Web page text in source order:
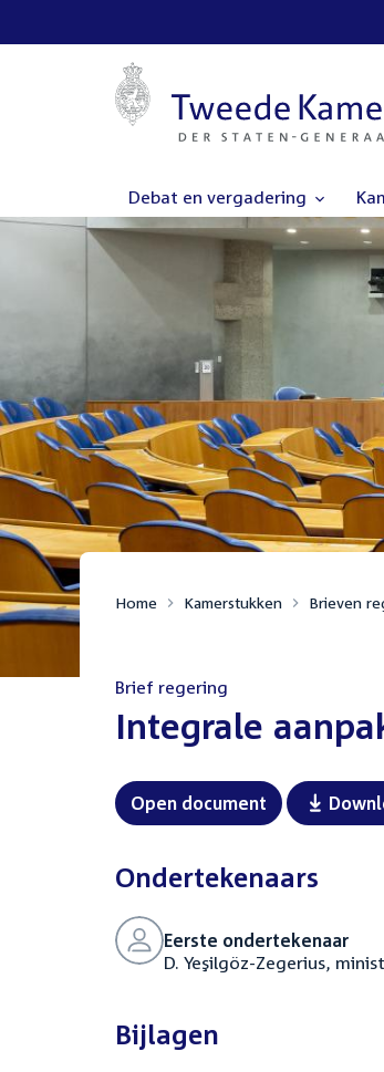
Debat en vergadering
Home Kamerstukken Brieven
Brief regering
:Integrale
Open document
Ondertekenaars
Eerste ondertekenaar
D. Yeşilgöz-Zegerius,
Bijlagen